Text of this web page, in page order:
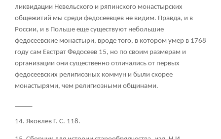
ликвидации Невельского и ряпинского монастырских
общежитий мы среди федосеевцев не видим. Правда, и в
России, и в Польше еще существуют небольшие
федосеевские монастыри, вроде того, в котором умер в 1768
году сам Евстрат Федосеев 15, но по своим размерам и
организации они существенно отличались от первых
федосеевских религиозных коммун и были скорее
монастырями, чем религиозными общинами.
14. Яковлев Г. С. 118.